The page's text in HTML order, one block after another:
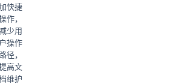
快捷
作，
少用
操作
径，
高文
维护